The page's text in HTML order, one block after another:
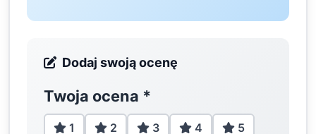
Dodaj swoją ocenę
Twoja ocena *
1 2 3 4 5